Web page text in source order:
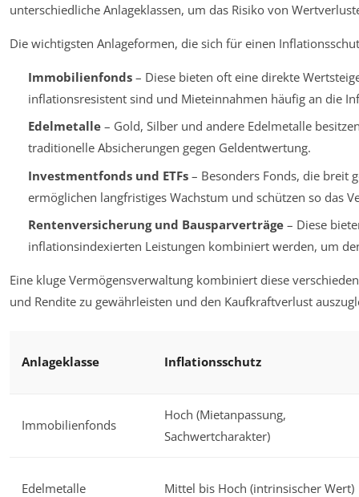
unterschiedliche Anlageklassen, um das Risiko von
Die wichtigsten Anlageformen, die sich für einen
Immobilienfonds– Diese bieten oft eine direkte
inflationsresistent sind und Mieteinnahmen häufig an die
Edelmetalle– Gold, Silber und andere Edelmetalle
traditionelle Absicherungen gegen Geldentwertung.
Investmentfonds und ETFs– Besonders Fonds, die breit
ermöglichen langfristiges Wachstum und schützen so das
Rentenversicherung und Bausparverträge– Diese
inflationsindexierten Leistungen kombiniert werden, um
Eine kluge Vermögensverwaltung kombiniert diese
und Rendite zu gewährleisten und den Kaufkraftverlust
Anlageklasse Inflationsschutz
Immobilienfonds
Hoch (Mietanpassung,
Sachwertcharakter)
Edelmetalle Mittel bis Hoch (intrinsischer Wert)